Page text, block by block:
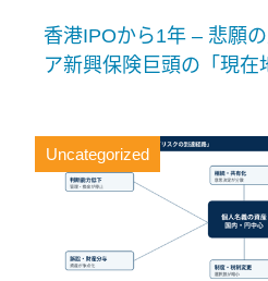
香港IPOから1年 – 悲願
ア新興保険巨頭の「現在
Uncategorized